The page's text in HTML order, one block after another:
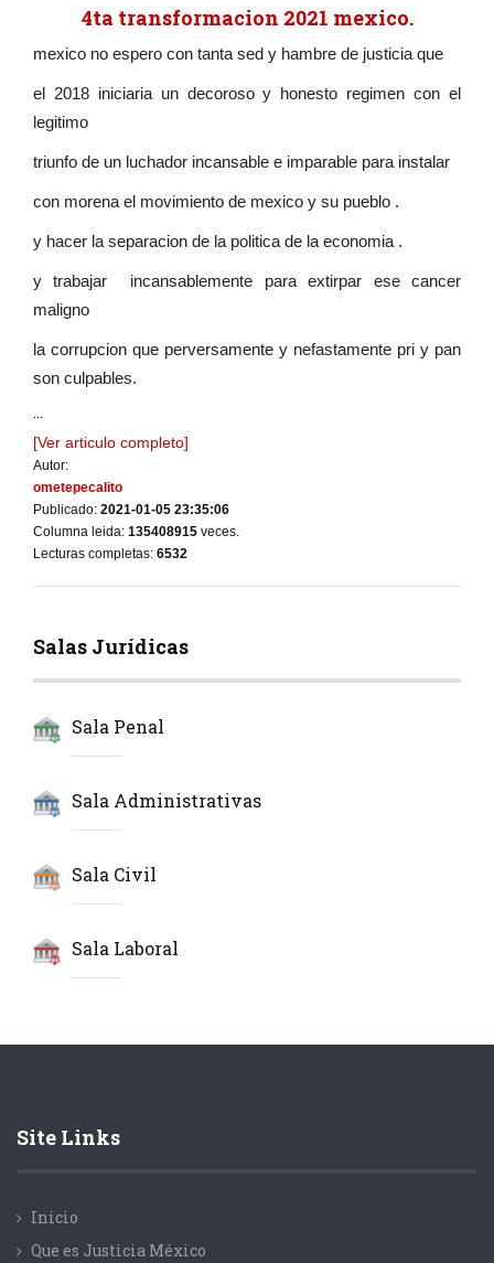
4ta transformacion 2021 mexico.
mexico no espero con tanta sed y hambre de justicia que
el 2018 iniciaria un decoroso y honesto regimen con el
legitimo
triunfo de un luchador incansable e imparable para instalar
con morena el movimiento de mexico y su pueblo .
y hacer la separacion de la politica de la economia .
y trabajar incansablemente para extirpar ese cancer
maligno
la corrupcion que perversamente y nefastamente pri y pan
son culpables.
...
[Ver articulo completo]
Autor:
ometepecalito
Publicado: 2021-01-05 23:35:06
Columna leida: 135408915 veces.
Lecturas completas: 6532
Salas Jurídicas
Sala Penal
Sala Administrativas
Sala Civil
Sala Laboral
Site Links
Inicio
Que es Justicia México